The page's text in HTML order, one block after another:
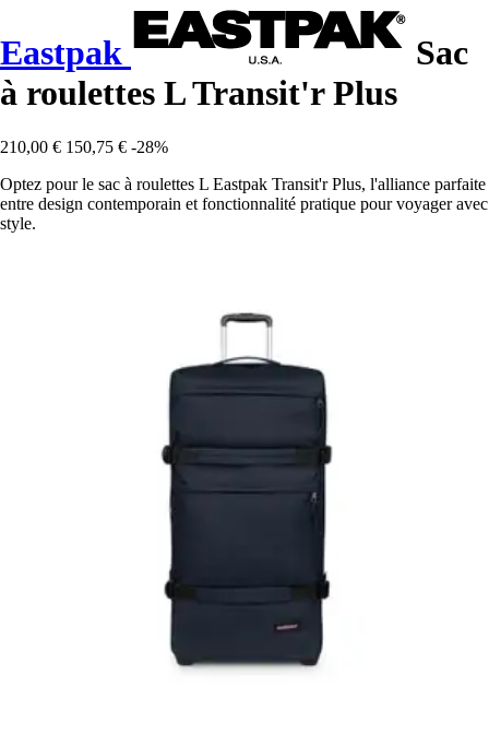
Eastpak
Sac
à roulettes L Transit'r Plus
210,00 € 150,75 € -28%
Optez pour le sac à roulettes L Eastpak Transit'r Plus, l'alliance parfaite
entre design contemporain et fonctionnalité pratique pour voyager avec
style.